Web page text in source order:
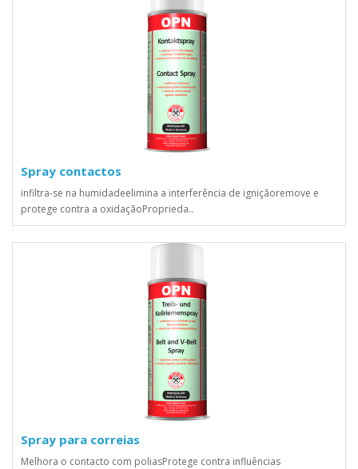
Spray contactos
infiltra-se na humidadeelimina a interferência de igniçãoremove e
protege contra a oxidaçãoProprieda..
Spray para correias
Melhora o contacto com poliasProtege contra influências